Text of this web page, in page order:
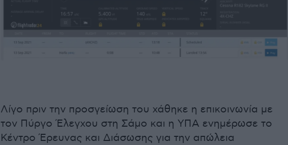
Λίγο πριν την προσγείωση του χάθηκε η επικοινωνία με
τον Πύργο Έλεγχου στη Σάμο και η ΥΠΑ ενημέρωσε το
Κέντρο Έρευνας και Διάσωσης για την απώλεια